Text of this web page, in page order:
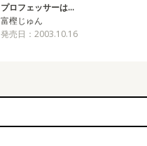
プロフェッサーは…
富樫じゅん
発売日：2003.10.16